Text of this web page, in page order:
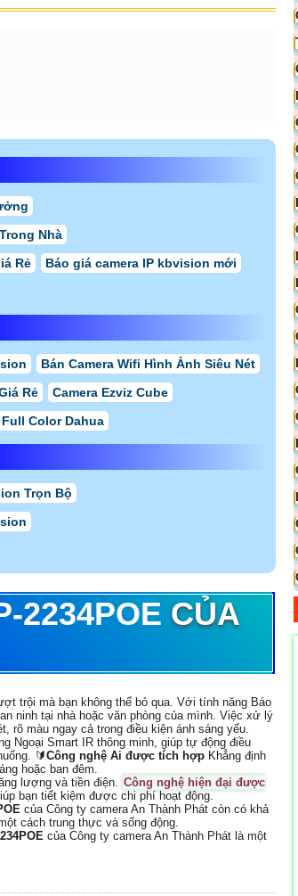
Nhà
Rẻ
Báo giá camera IP kbvision mới
Bán Camera Wifi Hình Ảnh Siêu Nét
Rẻ
Camera Ezviz Cube
Color Dahua
Trọn Bộ
2234POE CỦA
trội mà bạn không thể bỏ qua. Với tính năng Báo
an ninh tại nhà hoặc văn phòng của mình. Việc xử lý
rõ màu ngay cả trong điều kiện ánh sáng yếu.
Ngoại Smart IR thông minh, giúp tự động điều
🔰Công nghệ Ai được tích hợp Khẳng định
hoặc ban đêm.
lượng và tiền điện.
Công nghệ hiện đại được
bạn tiết kiệm được chi phí hoạt động.
của Công ty camera An Thành Phát còn có khả
cách trung thực và sống động.
của Công ty camera An Thành Phát là một